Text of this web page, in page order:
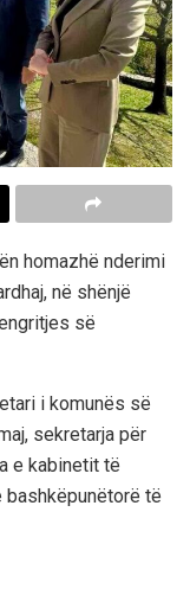
homazhë nderimi
në shënjë
së
i komunës së
sekretarja për
e kabinetit të
bashkëpunëtorë të